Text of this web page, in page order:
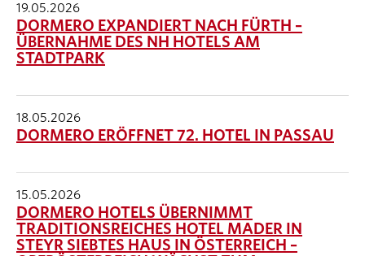
19.05.2026
DORMERO EXPANDIERT NACH FÜRTH –
ÜBERNAHME DES NH HOTELS AM
STADTPARK
18.05.2026
DORMERO ERÖFFNET 72. HOTEL IN PASSAU
15.05.2026
DORMERO HOTELS ÜBERNIMMT
TRADITIONSREICHES HOTEL MADER IN
STEYR SIEBTES HAUS IN ÖSTERREICH –